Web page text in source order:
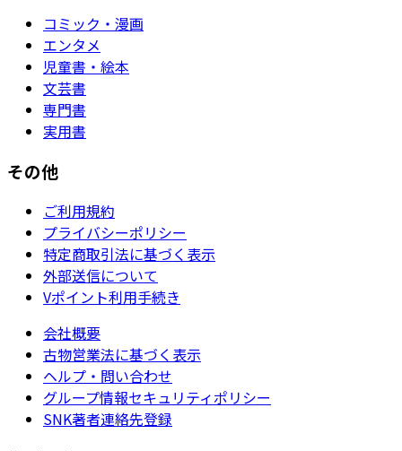
コミック・漫画
エンタメ
児童書・絵本
文芸書
専門書
実用書
その他
ご利用規約
プライバシーポリシー
特定商取引法に基づく表示
外部送信について
Vポイント利用手続き
会社概要
古物営業法に基づく表示
ヘルプ・問い合わせ
グループ情報セキュリティポリシー
SNK著者連絡先登録